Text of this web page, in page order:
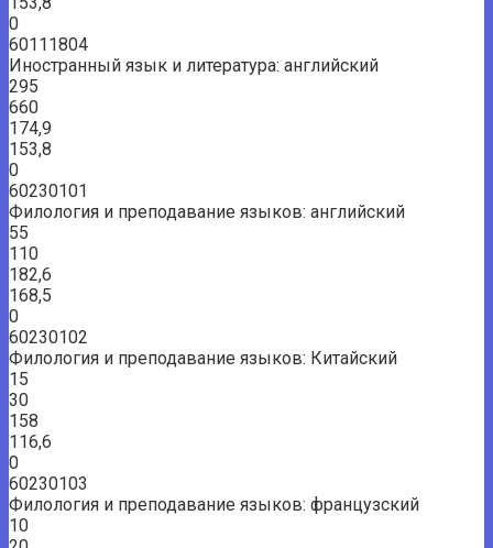
0
60111804
Иностранный язык и литература: английский
295
660
174,9
153,8
0
60230101
Филология и преподавание языков: английский
55
110
182,6
168,5
0
60230102
Филология и преподавание языков: Китайский
15
30
158
116,6
0
60230103
Филология и преподавание языков: французский
10